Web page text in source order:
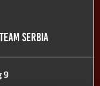
SERBIA
9